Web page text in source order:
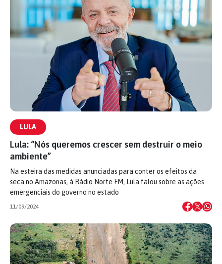
LULA
Lula: “Nós queremos crescer sem destruir o meio
ambiente”
Na esteira das medidas anunciadas para conter os efeitos da
seca no Amazonas, à Rádio Norte FM, Lula falou sobre as ações
emergenciais do governo no estado
11/09/2024